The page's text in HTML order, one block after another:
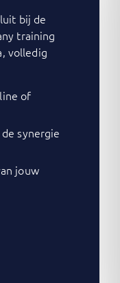
bij de
training
volledig
of
synergie
jouw